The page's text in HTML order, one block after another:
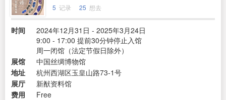
5 记录 25 想去
时间
2024年12月31日 - 2025年3月24日
9:00 - 17:00 提前30分钟停止入馆
周一闭馆（法定节假日除外）
展馆
中国丝绸博物馆
地址
杭州西湖区玉皇山路73-1号
展厅
新猷资料馆
费用
Free